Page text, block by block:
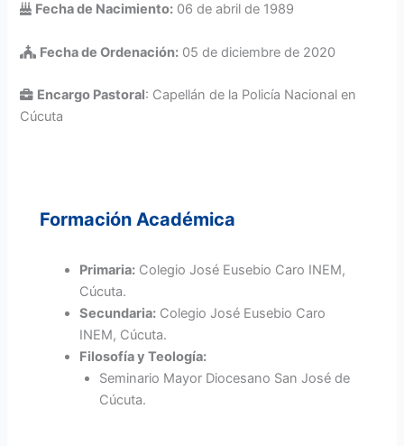
Fecha de Nacimiento: 06 de abril de 1989
Fecha de Ordenación: 05 de diciembre de 2020
Encargo Pastoral: Capellán de la Policía Nacional en
Cúcuta
Formación Académica
Primaria: Colegio José Eusebio Caro INEM,
Cúcuta.
Secundaria: Colegio José Eusebio Caro
INEM, Cúcuta.
Filosofía y Teología:
Seminario Mayor Diocesano San José de
Cúcuta.